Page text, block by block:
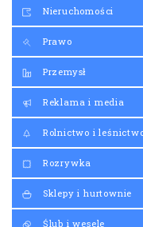
Nieruchomości
Prawo
Przemysł
Reklama i media
Rolnictwo i
Rozrywka
Sklepy i hurtownie
Ślub i wesele